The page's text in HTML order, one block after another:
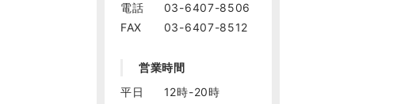
電話
03-6407-8506
FAX
03-6407-8512
営業時間
平日
12時-20時